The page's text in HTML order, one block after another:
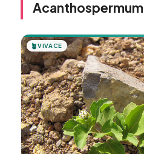
Acanthospermum
🪴VIVACE